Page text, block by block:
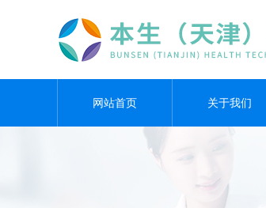
网站首页 关于我们